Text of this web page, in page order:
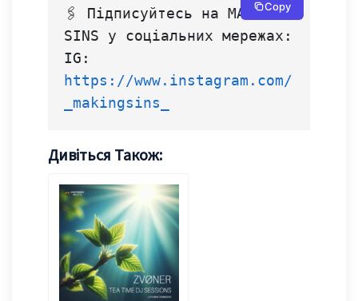
🖇 Підписуйтесь на MAKING
SINS у соціальних мережах:
https://www.instagram.com/
_makingsins_
Copy
Дивіться Також: